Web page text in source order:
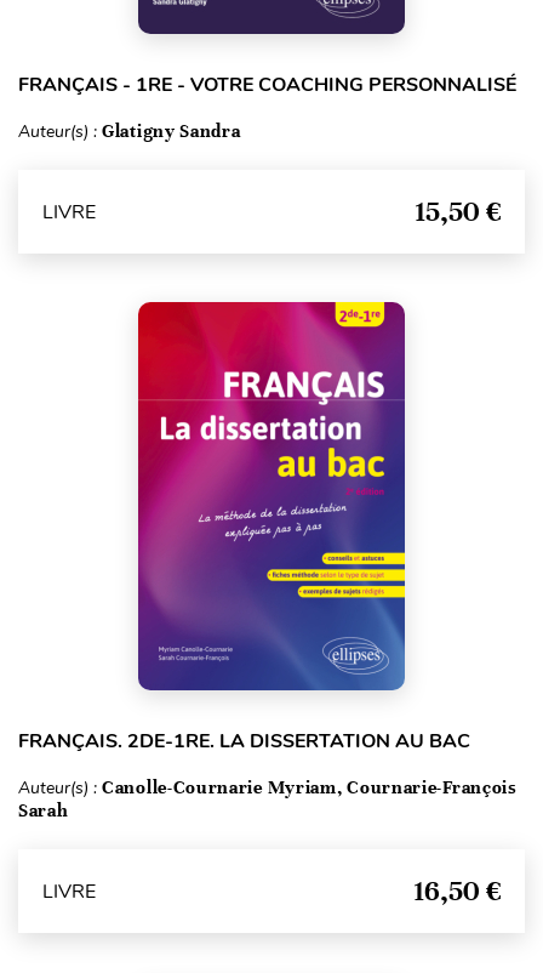
FRANÇAIS - 1RE - VOTRE COACHING PERSONNALISÉ
Auteur(s) : Glatigny Sandra
LIVRE 15,50 €
FRANÇAIS. 2DE-1RE. LA DISSERTATION AU BAC
Auteur(s) : Canolle-Cournarie Myriam, Cournarie-François
Sarah
LIVRE 16,50 €